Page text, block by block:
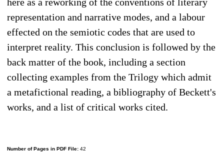
representation and narrative modes, and a labour
effected on the semiotic codes that are used to
interpret reality. This conclusion is followed by the
back matter of the book, including a section
collecting examples from the Trilogy which admit
a metafictional reading, a bibliography of Beckett's
works, and a list of critical works cited.
Number of Pages in PDF File: 42